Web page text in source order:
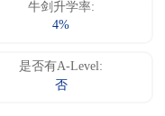
牛剑升学率:
4%
是否有A-Level:
否